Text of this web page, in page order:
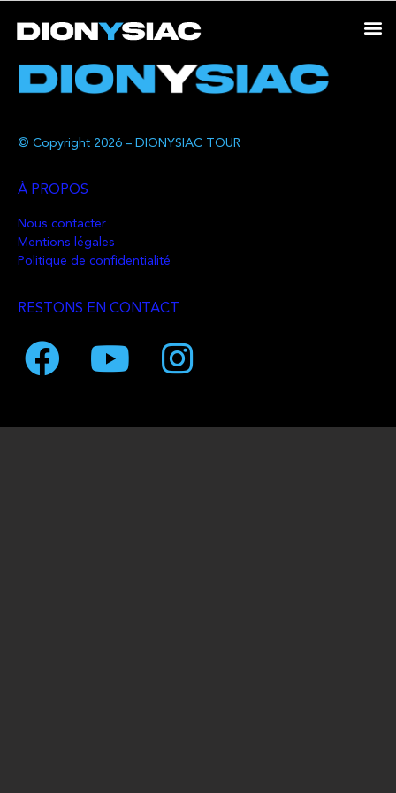
© Copyright 2026 – DIONYSIAC TOUR
À PROPOS
Nous contacter
Mentions légales
Politique de confidentialité
RESTONS EN CONTACT